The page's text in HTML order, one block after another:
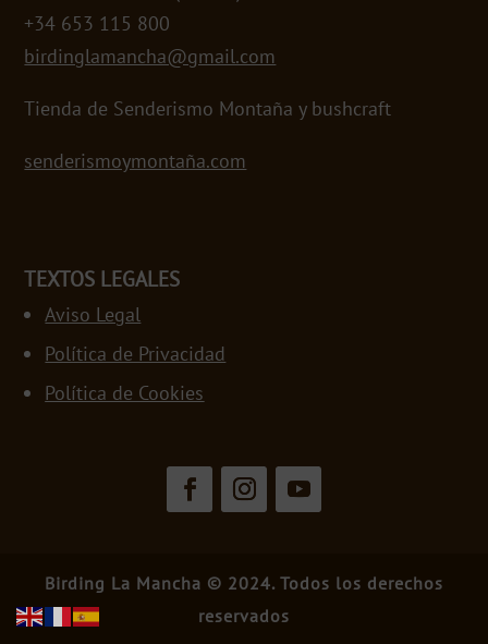
+34 653 115 800
birdinglamancha@gmail.com
Tienda de Senderismo Montaña y bushcraft
senderismoymontaña.com
TEXTOS LEGALES
Aviso Legal
Política de Privacidad
Política de Cookies
Birding La Mancha © 2024. Todos los derechos
reservados